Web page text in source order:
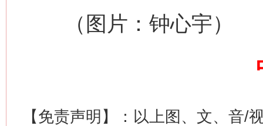
（图片：钟心宇）
【免责声明】：以上图、文、音/
谢